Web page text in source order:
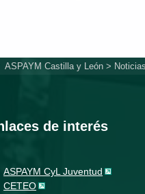
ASPAYM Castilla y León> Noticias
de interés
ASPAYM CyL Juventud
CETEO